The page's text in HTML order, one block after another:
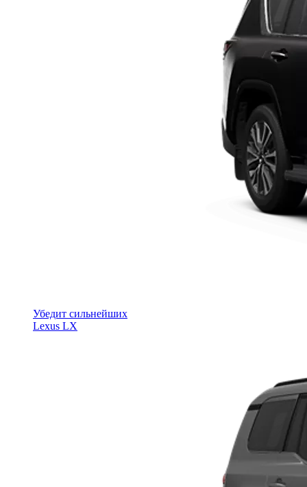
Убедит сильнейших
Lexus LX